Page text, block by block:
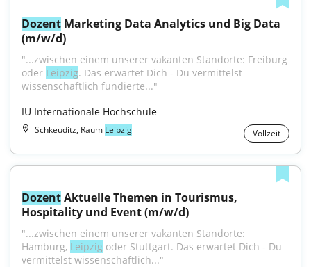
Dozent Marketing Data Analytics und Big Data
(m/w/d)
"...zwischen einem unserer vakanten Standorte: Freiburg
oder Leipzig. Das erwartet Dich - Du vermittelst
wissenschaftlich fundierte..."
IU Internationale Hochschule
Schkeuditz, Raum Leipzig Vollzeit
Dozent Aktuelle Themen in Tourismus,
Hospitality und Event (m/w/d)
"...zwischen einem unserer vakanten Standorte:
Hamburg, Leipzig oder Stuttgart. Das erwartet Dich - Du
vermittelst wissenschaftlich..."